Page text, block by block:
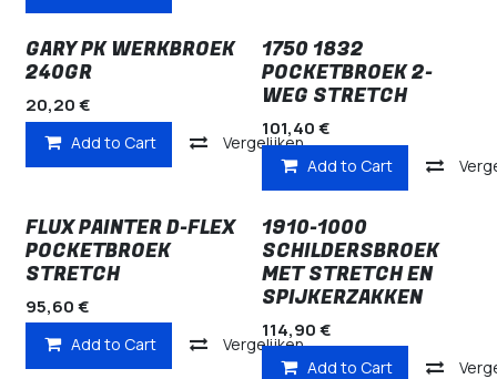
GARY PK WERKBROEK
240GR
20,20€
Add to Cart Vergelijken
1750 1832
POCKETBROEK 2-
WEG STRETCH
101,40€
Add to Cart
FLUX PAINTER D-FLEX
POCKETBROEK
STRETCH
95,60€
Add to Cart Vergelijken
1910-1000
SCHILDERSBROEK
MET STRETCH EN
SPIJKERZAKKEN
114,90€
Add to Cart